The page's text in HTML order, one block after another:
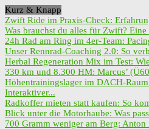
Kurz & Knapp
Zwift Ride im Praxis-Check:
Was brauchst du alles für Zwift? Eine
24h Rad am Ring im 4er-Team:
Unser Rennrad-Coaching 2.0: So
Herbal Regeneration Mix im Test:
330 km und 8.300 HM: Marcus’
Höhentrainingslager im DACH-
Interaktiver...
Radkoffer mieten statt kaufen: So
Blick unter die Motorhaube: Was
700 Gramm weniger am Berg: Anton